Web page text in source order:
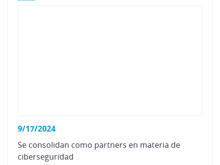
9/17/2024
Se consolidan como partners en materia de
ciberseguridad